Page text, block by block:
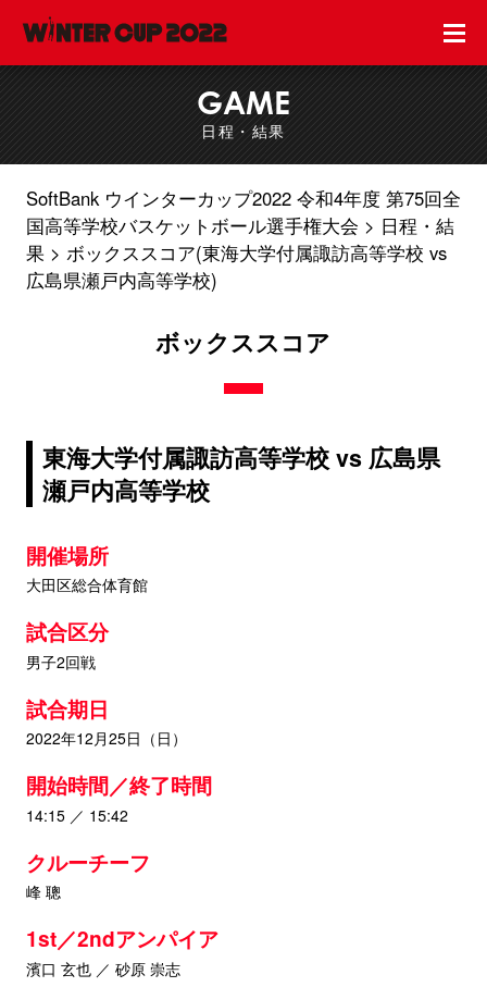
GAME
日程・結果
SoftBank ウインターカップ2022 令和4年度 第75回全
国高等学校バスケットボール選手権大会
日程・結
果
ボックススコア(東海大学付属諏訪高等学校 vs
広島県瀬戸内高等学校)
ボックススコア
東海大学付属諏訪高等学校 vs 広島県
瀬戸内高等学校
開催場所
大田区総合体育館
試合区分
男子2回戦
試合期日
2022年12月25日（日）
開始時間／終了時間
14:15 ／ 15:42
クルーチーフ
峰 聰
1st／2ndアンパイア
濱口 玄也 ／ 砂原 崇志